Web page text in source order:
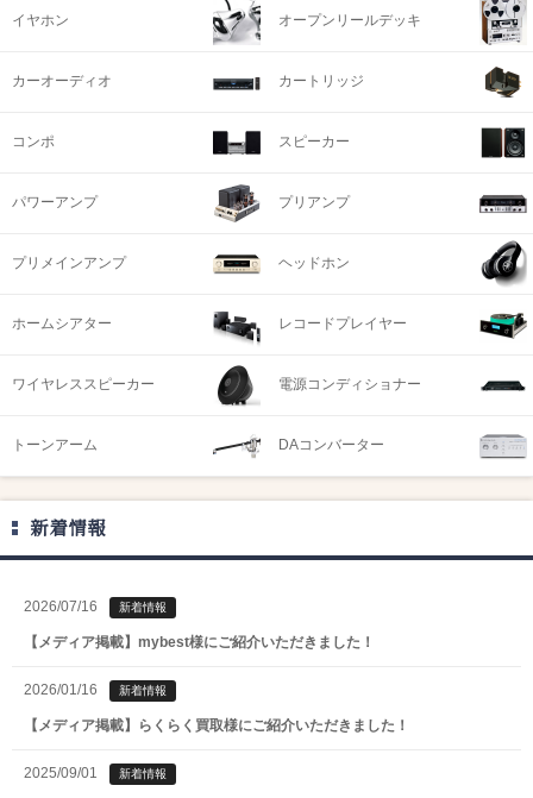
イヤホン オープンリールデッキ
カーオーディオ カートリッジ
コンポ スピーカー
パワーアンプ プリアンプ
プリメインアンプ ヘッドホン
ホームシアター レコードプレイヤー
ワイヤレススピーカー 電源コンディショナー
トーンアーム DAコンバーター
新着情報
2026/07/16 新着情報
【メディア掲載】mybest様にご紹介いただきました！
2026/01/16 新着情報
【メディア掲載】らくらく買取様にご紹介いただきました！
2025/09/01 新着情報